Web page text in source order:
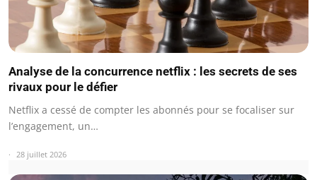
Analyse de la concurrence netflix : les secrets de ses
rivaux pour le défier
Netflix a cessé de compter les abonnés pour se focaliser sur
l’engagement, un…
28 juillet 2026